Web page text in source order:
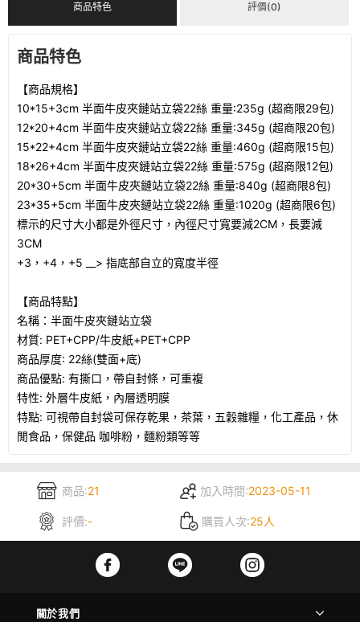
商品特色 評價(0)
商品特色
【商品規格】
10*15+3cm 半面牛皮夾鏈站立袋22絲 重量:235g (超商限29包)
12*20+4cm 半面牛皮夾鏈站立袋22絲 重量:345g (超商限20包)
15*22+4cm 半面牛皮夾鏈站立袋22絲 重量:460g (超商限15包)
18*26+4cm 半面牛皮夾鏈站立袋22絲 重量:575g (超商限12包)
20*30+5cm 半面牛皮夾鏈站立袋22絲 重量:840g (超商限8包)
23*35+5cm 半面牛皮夾鏈站立袋22絲 重量:1020g (超商限6包)
標示的尺寸大小都是外徑尺寸，內徑尺寸寬要減2CM，長要減
3CM
+3，+4，+5 __> 指底部自立的寬度半徑
【商品特點】
名稱：半面牛皮夾鏈站立袋
材質: PET+CPP/牛皮紙+PET+CPP
商品厚度: 22絲(雙面+底)
商品優點: 有撕口，帶自封條，可重複
特性: 外層牛皮紙，內層透明膜
特點: 可視帶自封袋可保存乾果，茶葉，五穀雜糧，化工產品，休
閒食品，保健品 咖啡粉，麵粉類等等
商品:21 加入時間:2023-05-11
評價:- 購買人次:25人
關於我們